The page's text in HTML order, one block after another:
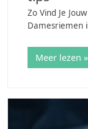
Zo Vind Je
Damesriemen
Meer lezen »